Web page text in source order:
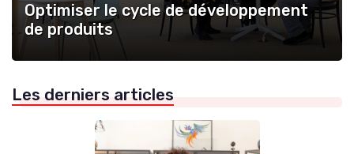
Optimiser le cycle de développement
de produits
Les derniers articles